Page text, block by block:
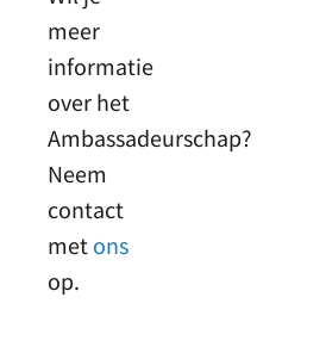
meer
informatie
over het
Ambassadeurschap?
Neem
contact
met ons
op.